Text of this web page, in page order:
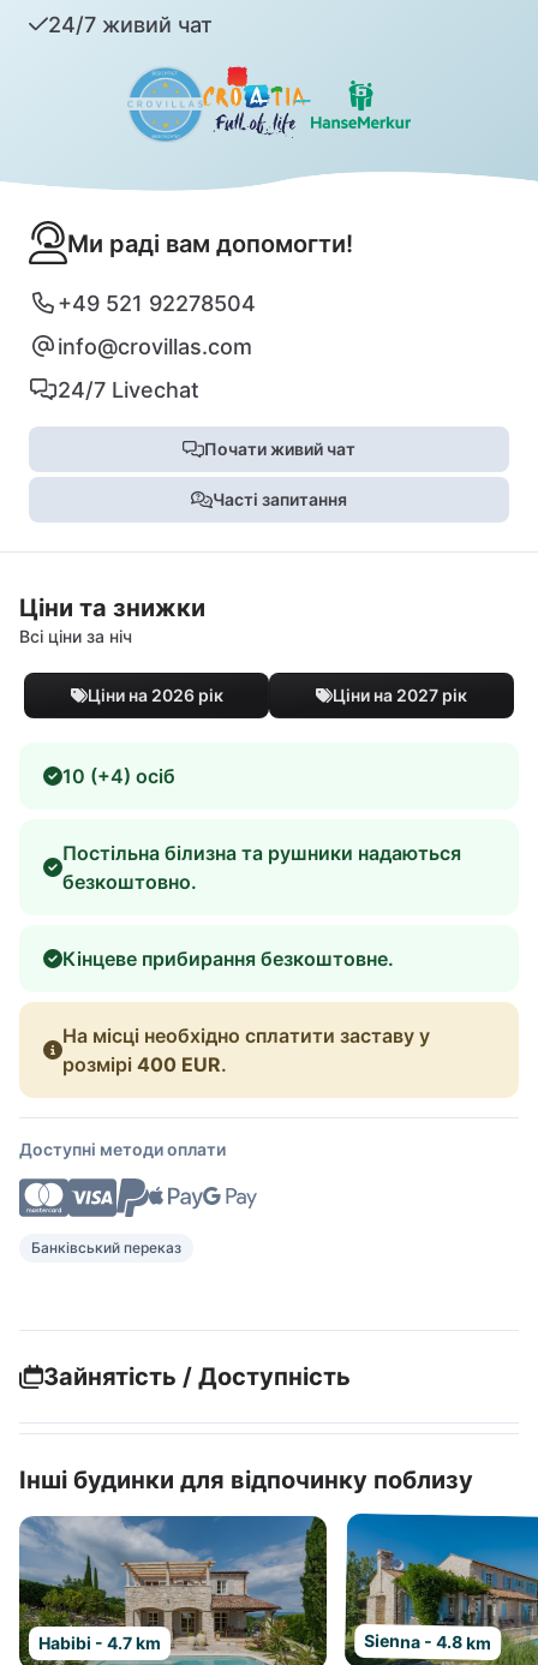
24/7 живий чат
Ми раді вам допомогти!
+49 521 92278504
info@crovillas.com
24/7 Livechat
Почати живий чат
Часті запитання
Ціни та знижки
Всі ціни за ніч
Ціни на 2026 рік Ціни на 2027 рік
10 (+4) осіб
Постільна білизна та рушники надаються
безкоштовно.
Кінцеве прибирання безкоштовне.
На місці необхідно сплатити заставу у
розмірі 400 EUR.
Доступні методи оплати
Банківський переказ
Зайнятість / Доступність
Інші будинки для відпочинку поблизу
Habibi - 4.7 km Sienna - 4.8 km